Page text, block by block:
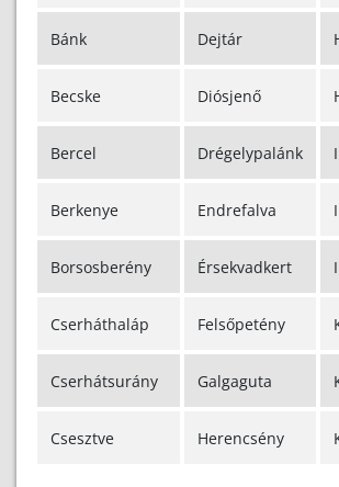
Bánk Dejtár
Becske Diósjenő
Bercel Drégelypalánk
Berkenye Endrefalva
Borsosberény Érsekvadkert
Cserháthaláp Felsőpetény
Cserhátsurány Galgaguta
Csesztve Herencsény